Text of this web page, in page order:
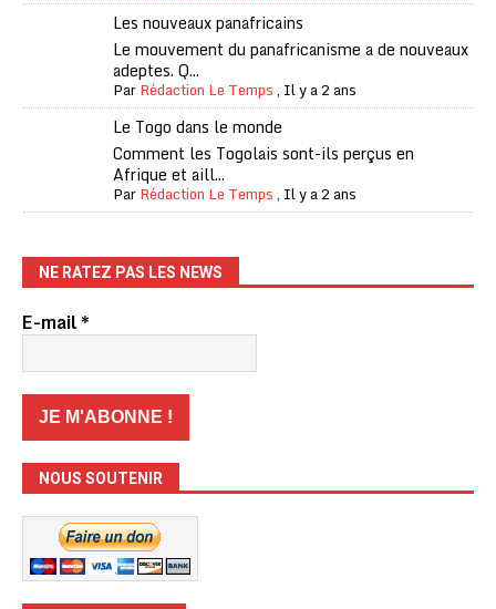
Les nouveaux panafricains
Le mouvement du panafricanisme a de nouveaux
adeptes. Q...
ParRédaction Le Temps, Il y a 2 ans
Le Togo dans le monde
Comment les Togolais sont-ils perçus en
Afrique et aill...
ParRédaction Le Temps, Il y a 2 ans
NE RATEZ PAS LES NEWS
E-mail*
NOUS SOUTENIR